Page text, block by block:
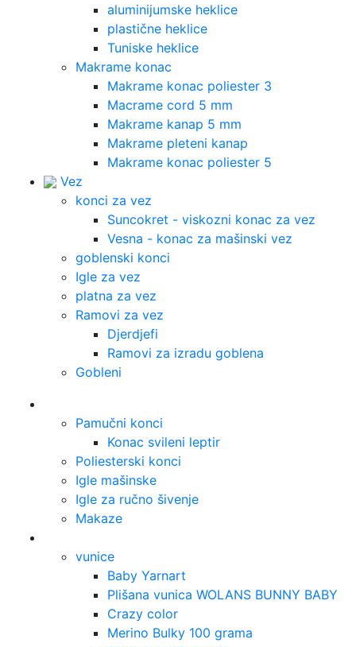
aluminijumske heklice
plastične heklice
Tuniske heklice
Makrame konac
Makrame konac poliester 3
Macrame cord 5 mm
Makrame kanap 5 mm
Makrame pleteni kanap
Makrame konac poliester 5
Vez
konci za vez
Suncokret - viskozni konac za vez
Vesna - konac za mašinski vez
goblenski konci
Igle za vez
platna za vez
Ramovi za vez
Djerdjefi
Ramovi za izradu goblena
Gobleni
Pamučni konci
Konac svileni leptir
Poliesterski konci
Igle mašinske
Igle za ručno šivenje
Makaze
vunice
Baby Yarnart
Plišana vunica WOLANS BUNNY BABY
Crazy color
Merino Bulky 100 grama